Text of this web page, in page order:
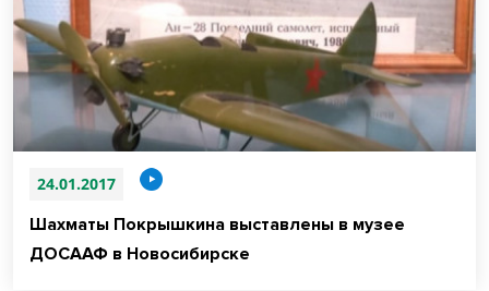
24.01.2017
Шахматы Покрышкина выставлены в музее
ДОСААФ в Новосибирске